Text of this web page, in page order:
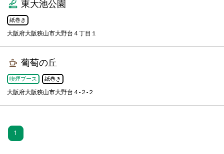
東大池公園
紙巻き
大阪府大阪狭山市大野台４丁目１
葡萄の丘
喫煙ブース 紙巻き
大阪府大阪狭山市大野台４-２-２
1